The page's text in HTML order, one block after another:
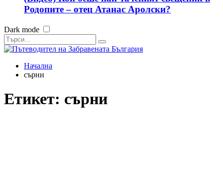
Родопите – отец Атанас Аролски?
Dark mode
Начална
сърни
Етикет: сърни